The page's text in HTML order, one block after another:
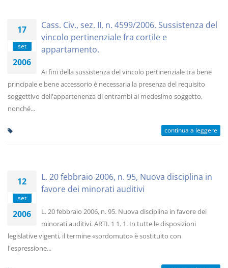
17
set
2006
Cass. Civ., sez. II, n. 4599/2006. Sussistenza del
vincolo pertinenziale fra cortile e
appartamento.
Ai fini della sussistenza del vincolo pertinenziale tra bene
principale e bene accessorio è necessaria la presenza del requisito
soggettivo dell'appartenenza di entrambi al medesimo soggetto,
nonché...
continua a leggere
12
set
2006
L. 20 febbraio 2006, n. 95, Nuova disciplina in
favore dei minorati auditivi
L. 20 febbraio 2006, n. 95. Nuova disciplina in favore dei
minorati auditivi. ARTI. 1 1. 1. In tutte le disposizioni
legislative vigenti, il termine «sordomuto» è sostituito con
l'espressione...